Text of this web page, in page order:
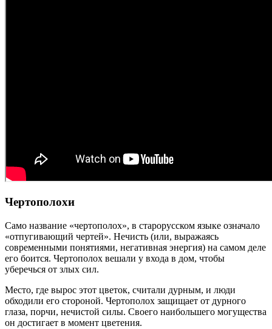
Чертополохи
Само название «чертополох», в старорусском языке означало
«отпугивающий чертей». Нечисть (или, выражаясь
современными понятиями, негативная энергия) на самом деле
его боится. Чертополох вешали у входа в дом, чтобы
уберечься от злых сил.
Место, где вырос этот цветок, считали дурным, и люди
обходили его стороной. Чертополох защищает от дурного
глаза, порчи, нечистой силы. Своего наибольшего могущества
он достигает в момент цветения.